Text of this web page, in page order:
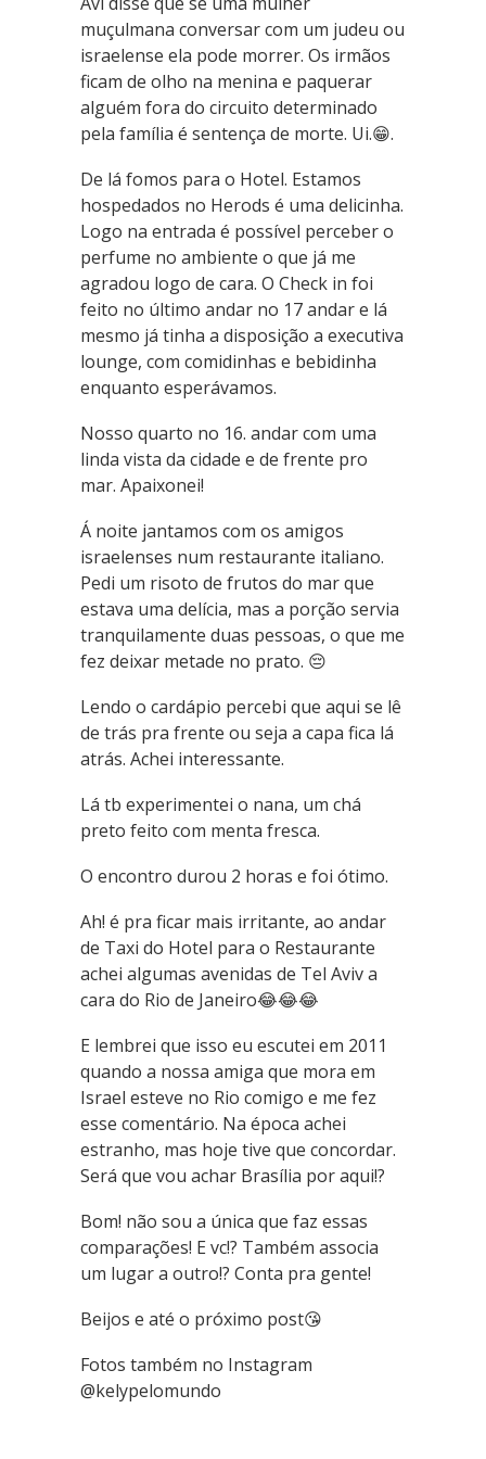
muçulmana conversar com um judeu ou
israelense ela pode morrer. Os irmãos
ficam de olho na menina e paquerar
alguém fora do circuito determinado
pela família é sentença de morte. Ui.😁.
De lá fomos para o Hotel. Estamos
hospedados no Herods é uma delicinha.
Logo na entrada é possível perceber o
perfume no ambiente o que já me
agradou logo de cara. O Check in foi
feito no último andar no 17 andar e lá
mesmo já tinha a disposição a executiva
lounge, com comidinhas e bebidinha
enquanto esperávamos.
Nosso quarto no 16. andar com uma
linda vista da cidade e de frente pro
mar. Apaixonei!
Á noite jantamos com os amigos
israelenses num restaurante italiano.
Pedi um risoto de frutos do mar que
estava uma delícia, mas a porção servia
tranquilamente duas pessoas, o que me
fez deixar metade no prato. 😔
Lendo o cardápio percebi que aqui se lê
de trás pra frente ou seja a capa fica lá
atrás. Achei interessante.
Lá ️tb experimentei o nana, um chá
preto feito com menta fresca.
O encontro durou 2 horas e foi ótimo.
Ah! é pra ficar mais irritante, ao andar
de Taxi do Hotel para o Restaurante
achei algumas avenidas de Tel Aviv a
cara do Rio de Janeiro😂😂😂
E lembrei que isso eu escutei em 2011
quando a nossa amiga que mora em
Israel esteve no Rio comigo e me fez
esse comentário. Na época achei
estranho, mas hoje tive que concordar.
Será que vou achar Brasília por aqui!?
Bom! não sou a única ️que faz essas
comparações! E vc!? Também associa
um lugar a outro!? Conta pra gente!
Beijos e até o próximo post😘
Fotos também no Instagram
@kelypelomundo